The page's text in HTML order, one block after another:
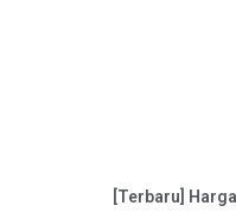
[Terbaru]